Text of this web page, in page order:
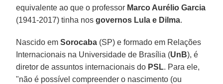
equivalente ao que o professor Marco Aurélio Garcia
(1941-2017) tinha nosgovernos Lula e Dilma.
Nascido emSorocaba (SP) e formado em Relações
Internacionais na Universidade de Brasília (UnB), é
diretor de assuntos internacionais do PSL. Para ele,
"não é possível compreender o nascimento (ou